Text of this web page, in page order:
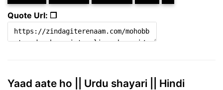
Quote Url: ❐
Yaad aate ho || Urdu shayari || Hindi